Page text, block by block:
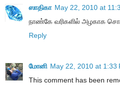
ஸாதிகா May 22, 2010 at
நாண்கே வரிகளில் அழகாக
Reply
மோனி May 22, 2010 at 1:33
This comment has been